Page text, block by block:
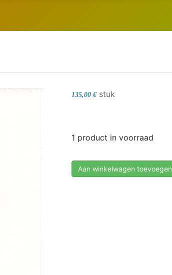
135,00 € stuk
1 product in voorraad
Aan winkelwagen toevoegen